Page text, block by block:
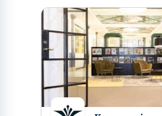
Klivet in i ledningen:
chefstjänster på
Steget in i en ledningsgrupp innebär en
ditt yrkesliv. Många tror att tyngre
naturlig förlängning av att vara en